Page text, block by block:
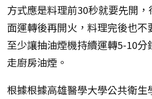
方式應是料理前30秒就要先開
面運轉後再開火，料理完後也不
至少讓抽油煙機持續運轉5-10分
走廚房油煙。
根據根據高雄醫學大學公共衛生